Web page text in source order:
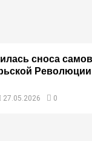
сноса
27.05.2026 0